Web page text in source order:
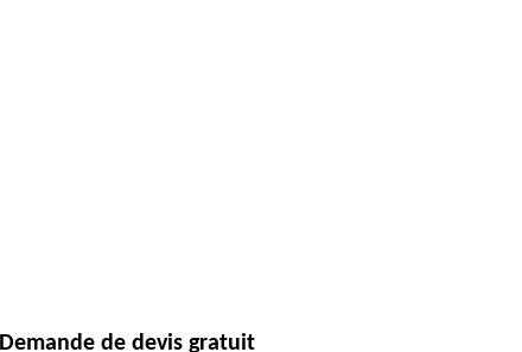
Demande de devis gratuit